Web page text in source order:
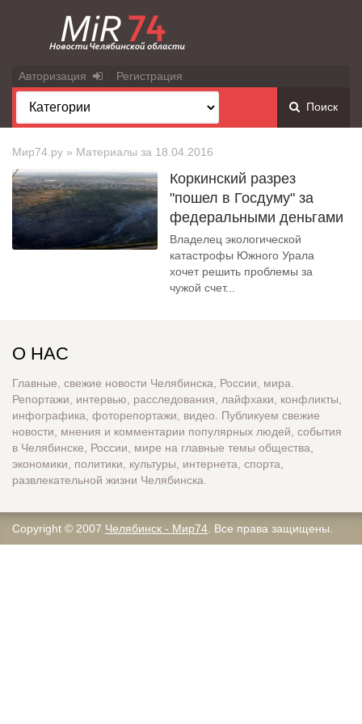
Авторизация Регистрация
Поиск
Мир74.ру » Материалы за 18.04.2016
Коркинский разрез
"пошел в Госдуму" за
федеральными деньгами
Владелец экологической
катастрофы Южного Урала
хочет решить проблемы за
чужой счет...
О НАС
Главные, свежие новости Челябинска, России, мира.
Репортажи, интервью, расследования, лайфхаки, конфликты,
инфографика, фоторепортажи, видео. Публикуем свежие
новости, мнения и комментарии популярных людей, события
в Челябинске, России, мире на главные темы общества,
экономики, политики, культуры, интернета, спорта,
развлекательной жизни Челябинска.
Copyright © 2007 Челябинск - Мир74 . Все права защищены.